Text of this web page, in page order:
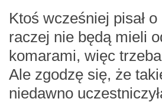
Ktoś wcześniej pisał
raczej nie będą mieli
komarami, więc
Ale zgodzę się, że
niedawno